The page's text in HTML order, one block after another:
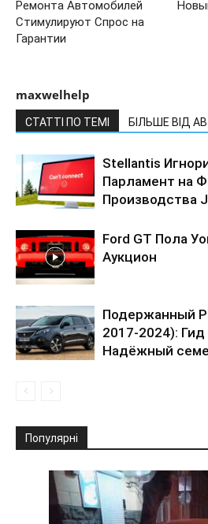
Ремонта Автомобилей
Стимулируют Спрос на
Гарантии
maxwelhelp
СТАТТІ ПО ТЕМІ БІЛЬШЕ ВІД
Stellantis
Парламент на
Производства
Ford GT Пола
Аукцион
Подержанный
2017-2024): Гид
Надёжный
Популярні